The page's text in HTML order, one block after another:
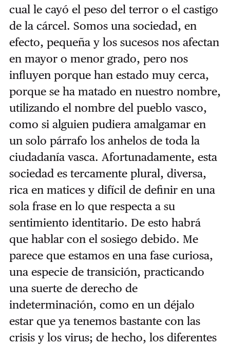
cual le cayó el peso del terror o el castigo
de la cárcel. Somos una sociedad, en
efecto, pequeña y los sucesos nos afectan
en mayor o menor grado, pero nos
influyen porque han estado muy cerca,
porque se ha matado en nuestro nombre,
utilizando el nombre del pueblo vasco,
como si alguien pudiera amalgamar en
un solo párrafo los anhelos de toda la
ciudadanía vasca. Afortunadamente, esta
sociedad es tercamente plural, diversa,
rica en matices y difícil de definir en una
sola frase en lo que respecta a su
sentimiento identitario. De esto habrá
que hablar con el sosiego debido. Me
parece que estamos en una fase curiosa,
una especie de transición, practicando
una suerte de derecho de
indeterminación, como en un déjalo
estar que ya tenemos bastante con las
crisis y los virus; de hecho, los diferentes